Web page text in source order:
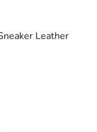
Leather